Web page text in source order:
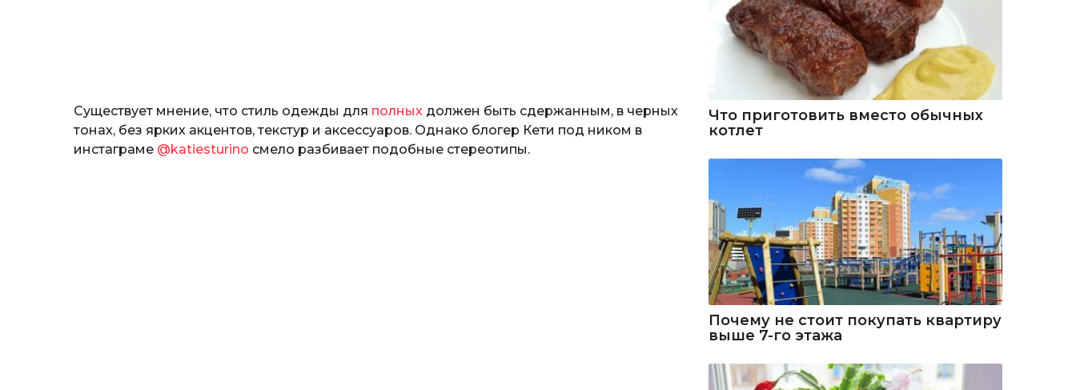
Существует мнение, что стиль одежды для полных должен быть сдержанным, в черных
тонах, без ярких акцентов, текстур и аксессуаров. Однако блогер Кети под ником в
инстаграме @katiesturino смело разбивает подобные стереотипы.
Что приготовить вместо обычных
котлет
Почему не стоит покупать квартиру
выше 7-го этажа